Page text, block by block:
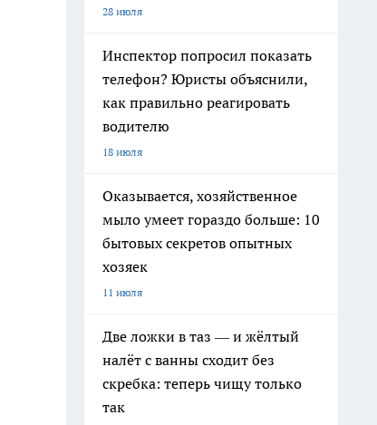
28 июля
Инспектор попросил показать
телефон? Юристы объяснили,
как правильно реагировать
водителю
18 июля
Оказывается, хозяйственное
мыло умеет гораздо больше: 10
бытовых секретов опытных
хозяек
11 июля
Две ложки в таз — и жёлтый
налёт с ванны сходит без
скребка: теперь чищу только
так